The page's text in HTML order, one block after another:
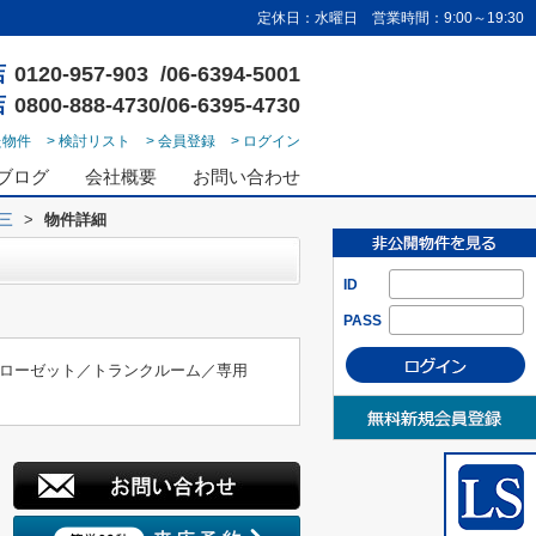
定休日：水曜日 営業時間：9:00～19:30
0120-957-903 /06-6394-5001
0800-888-4730/06-6395-4730
件 > 検討リスト > 会員登録 > ログイン
ログ 会社概要 お問い合わせ
ID
PASS
> 物件詳細
ーゼット／トランクルーム／専用